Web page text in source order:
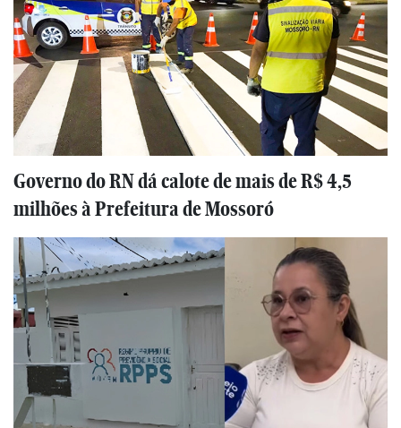
Governo do RN dá calote de mais de R$ 4,5
milhões à Prefeitura de Mossoró